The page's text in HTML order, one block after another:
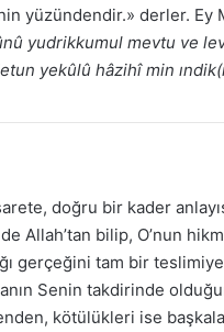
yüzündendir.» derler.
yudrikkumul mevtu ve
yekûlû hâzihî min
doğru bir kader
Allah’tan bilip, O’nun
gerçeğini tam bir
Senin takdirinde
kötülükleri ise